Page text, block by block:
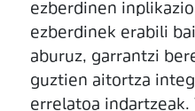
ezberdinen
ezberdinek erabili
aburuz, garrantzi
guztien aitortza
errelatoa indartzeak.